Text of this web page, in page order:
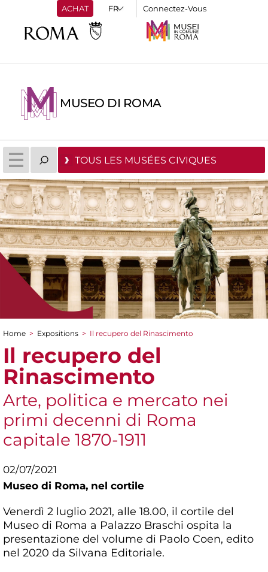
ACHAT Connectez-Vous
MUSEO DI ROMA
TOUS LES MUSÉES CIVIQUES
You are here
Home > Expositions > Il recupero del Rinascimento
Il recupero del
Rinascimento
Arte, politica e mercato nei
primi decenni di Roma
capitale 1870-1911
02/07/2021
Museo di Roma, nel cortile
Venerdì 2 luglio 2021, alle 18.00, il cortile del
Museo di Roma a Palazzo Braschi ospita la
presentazione del volume di Paolo Coen, edito
nel 2020 da Silvana Editoriale.